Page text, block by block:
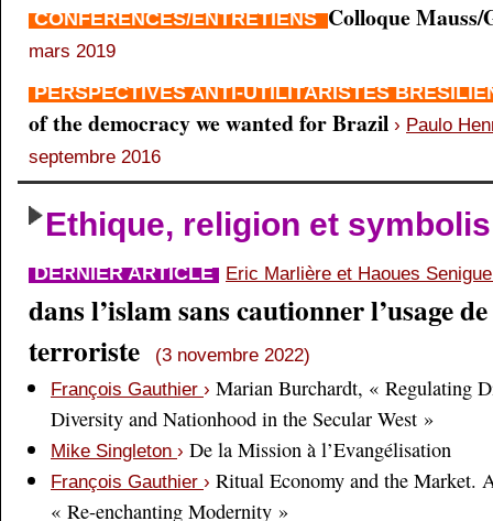
CONFÉRENCES/ENTRETIENS Colloque
mars 2019
PERSPECTIVES ANTI-UTILITARISTES
of the democracy we wanted for Brazil › Paulo
septembre 2016
Ethique, religion et
DERNIER ARTICLE Eric Marlière et Haoues
dans l’islam sans cautionner l’usage
terroriste
(3 novembre 2022)
François Gauthier › Marian Burchardt, « Regulating
Diversity and Nationhood in the Secular West »
Mike Singleton › De la Mission à l’Evangélisation
François Gauthier › Ritual Economy and the Market.
« Re-enchanting Modernity »